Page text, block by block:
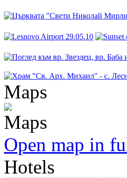
Maps
Open map in
Hotels